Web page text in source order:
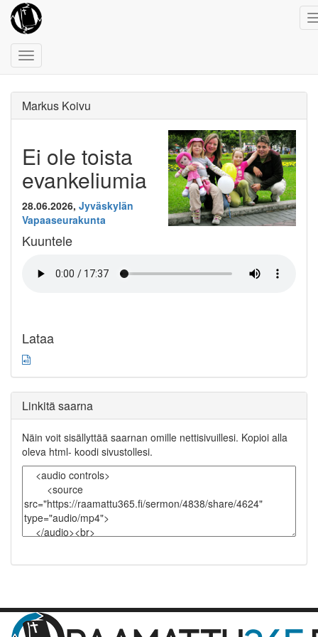
Toggle
navigation
Markus Koivu
Ei ole toista
evankeliumia
28.06.2026, Jyväskylän
Vapaaseurakunta
Kuuntele
Lataa
Linkitä saarna
Näin voit sisällyttää saarnan omille nettisivuillesi. Kopioi alla
oleva html- koodi sivustollesi.